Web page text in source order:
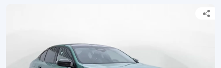
Alte tipuri vehicule